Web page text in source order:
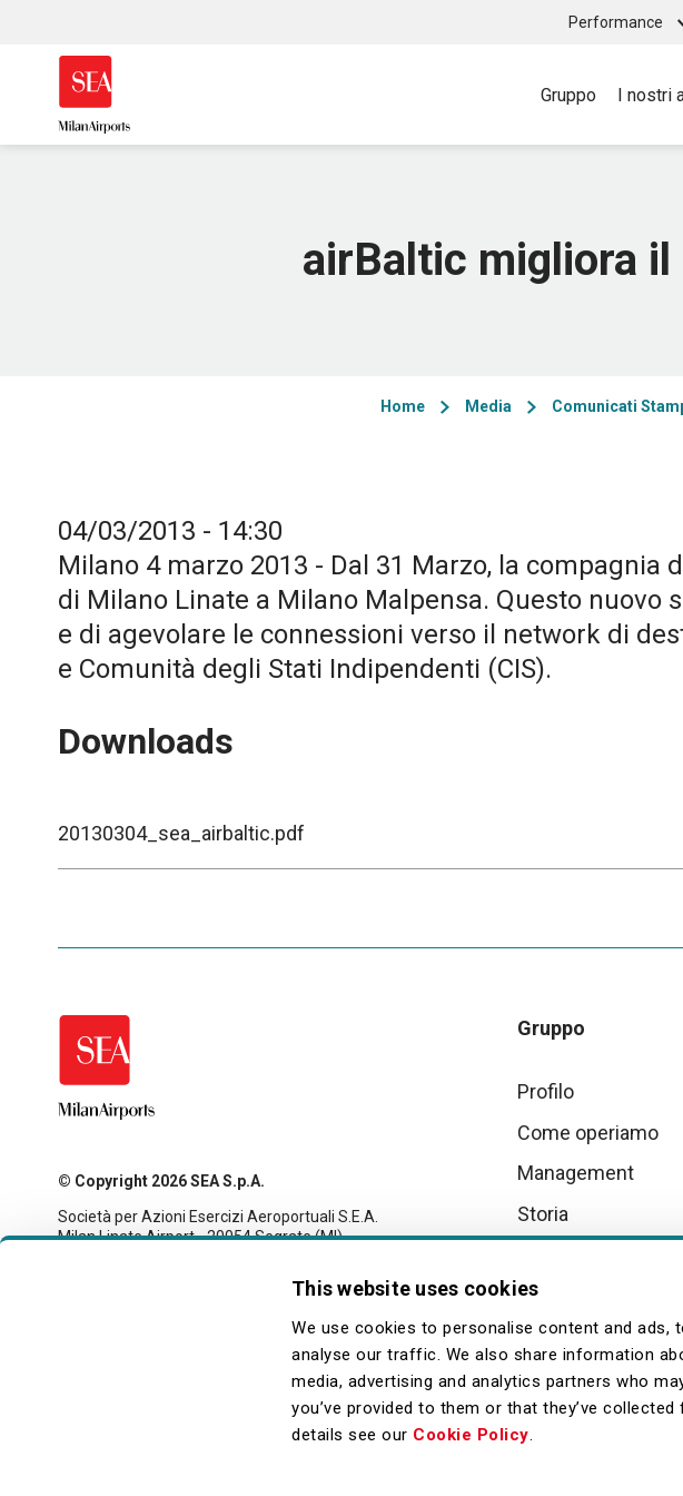
This website uses cookies
We use cookies to personalise content and ads,
analyse our traffic. We also share information
media, advertising and analytics partners who
you’ve provided to them or that they’ve
details see our Cookie Policy.
Top
menu
Performance
Main
Gruppo I nostri
airBaltic migliora
Home Media Comunicati
04/03/2013 - 14:30
Milano 4 marzo 2013 - Dal 31 Marzo, la
di Milano Linate a Milano Malpensa. Questo
e di agevolare le connessioni verso il network di
e Comunità degli Stati Indipendenti (CIS).
Downloads
20130304_sea_airbaltic.pdf
© Copyright 2026 SEA S.p.A.
Società per Azioni Esercizi Aeroportuali S.E.A.
Milan Linate Airport - 20054 Segrate (MI)
Share capital 27,500,000 euro fully paid-up
Gruppo
Profilo
Come operiamo
Management
Storia
Quality